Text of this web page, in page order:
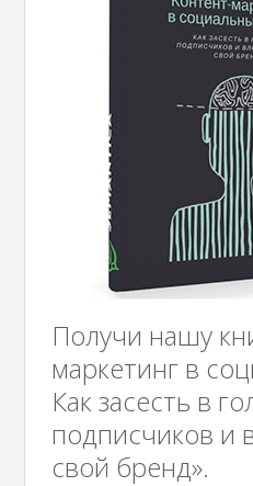
Получи нашу
маркетинг в
Как засесть в
подписчиков и
свой бренд».